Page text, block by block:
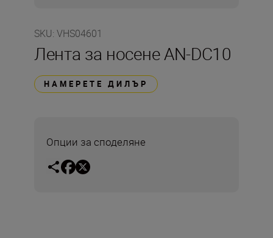
SKU: VHS04601
Лента за носене AN-DC10
НАМЕРЕТЕ ДИЛЪР
Опции за споделяне